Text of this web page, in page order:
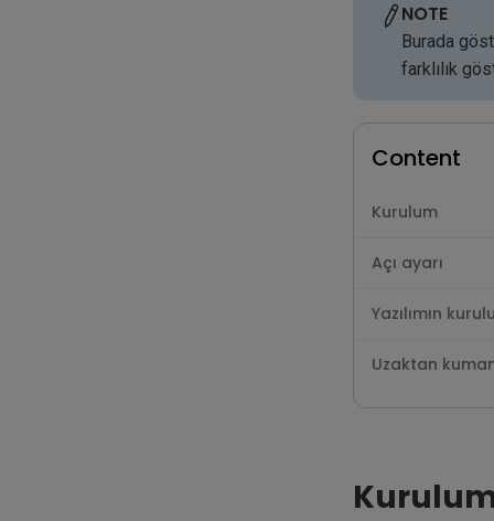
NOTE
Burada
farklılık
Content
Kurulum
Açı ayarı
Yazılımın
Uzaktan